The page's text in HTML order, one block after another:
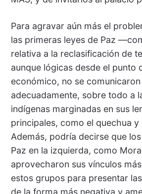
Para agravar aún más el
las primeras leyes de Paz
relativa a la reclasificación de
aunque lógicas desde el punto
económico, no se comunicaron
adecuadamente, sobre todo a
indígenas marginadas en sus
principales, como el quechua y
Además, podría decirse que
Paz en la izquierda, como
aprovecharon sus vínculos
estos grupos para presentar
de la forma más negativa y